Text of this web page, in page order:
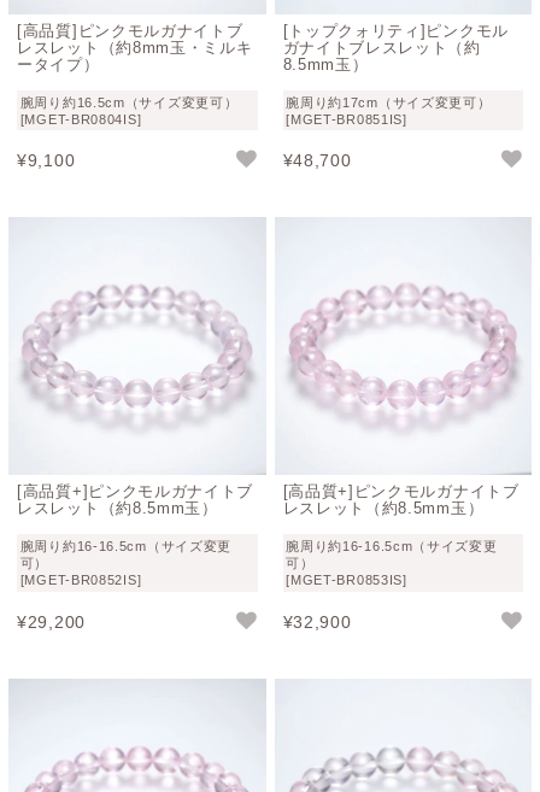
屈折率 1.63
光沢 ガラス光沢
[高品質]ピンクモルガナイトブ
レスレット（約8mm玉・ミルキ
ータイプ）
腕周り約16.5cm（サイズ変更可）
[MGET-BR0804IS]
¥9,100
[トップクォリティ]ピンクモル
ガナイトブレスレット（約
8.5mm玉）
腕周り約17cm（サイズ変更可）
[MGET-BR0851IS]
¥48,700
[高品質+]ピンクモルガナイトブ
レスレット（約8.5mm玉）
腕周り約16-16.5cm（サイズ変更
可）
[MGET-BR0852IS]
¥29,200
[高品質+]ピンクモルガナイトブ
レスレット（約8.5mm玉）
腕周り約16-16.5cm（サイズ変更
可）
[MGET-BR0853IS]
¥32,900